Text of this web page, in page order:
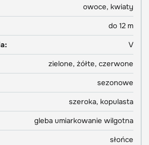
owoce, kwiaty
do 12 m
V
zielone, żółte, czerwone
sezonowe
szeroka, kopulasta
gleba umiarkowanie wilgotna
słońce